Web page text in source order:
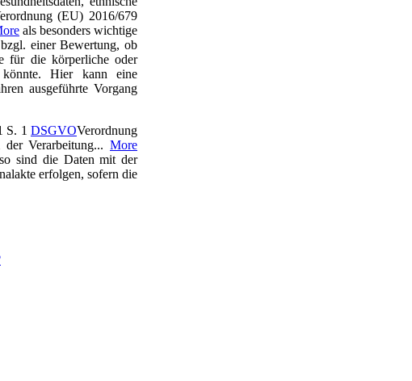
(EU) 2016/679
als besonders wichtige
einer Bewertung, ob
für die körperliche oder
Hier kann eine
ausgeführte Vorgang
S. 1 DSGVOVerordnung
Verarbeitung... More
sind die Daten mit der
erfolgen, sofern die